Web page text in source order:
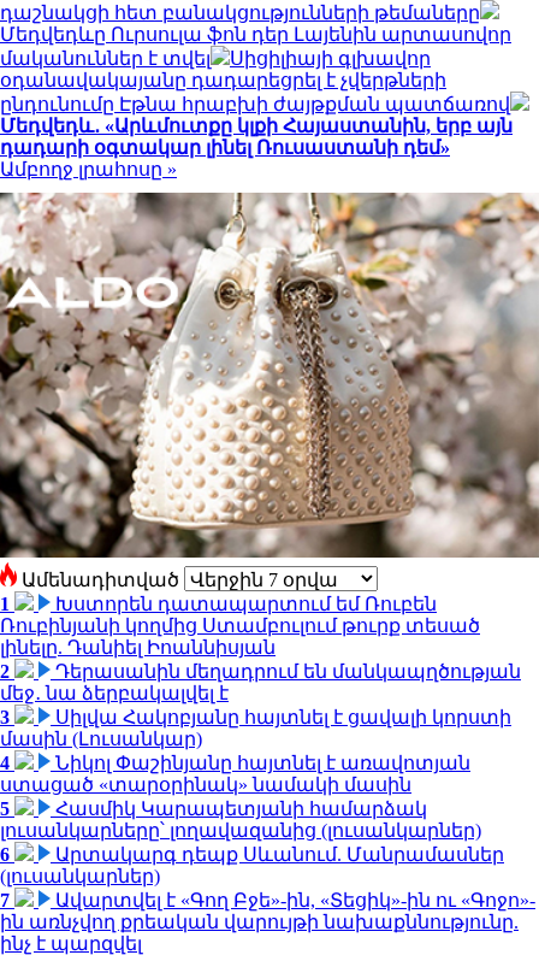
դաշնակցի հետ բանակցությունների թեմաները
Մեդվեդևը Ուրսուլա ֆոն դեր Լայենին արտասովոր
մականուններ է տվել
Սիցիլիայի գլխավոր
օդանավակայանը դադարեցրել է չվերթների
ընդունումը Էթնա հրաբխի ժայթքման պատճառով
Մեդվեդև․ «Արևմուտքը կլքի Հայաստանին, երբ այն
դադարի օգտակար լինել Ռուսաստանի դեմ»
Ամբողջ լրահոսը »
Ամենադիտված
1
Խստորեն դատապարտում եմ Ռուբեն
Ռուբինյանի կողմից Ստամբուլում թուրք տեսած
լինելը. Դանիել Իոաննիսյան
2
Դերասանին մեղադրում են մանկապղծության
մեջ․ նա ձերբակալվել է
3
Սիլվա Հակոբյանը հայտնել է ցավալի կորստի
մասին (Լուսանկար)
4
Նիկոլ Փաշինյանը հայտնել է առավոտյան
ստացած «տարօրինակ» նամակի մասին
5
Հասմիկ Կարապետյանի համարձակ
լուսանկարները՝ լողավազանից (լուսանկարներ)
6
Արտակարգ դեպք Սևանում. Մանրամասներ
(լուսանկարներ)
7
Ավարտվել է «Գող Բջե»-ին, «Տեցիկ»-ին ու «Գոջո»-
ին առնչվող քրեական վարույթի նախաքննությունը.
ինչ է պարզվել